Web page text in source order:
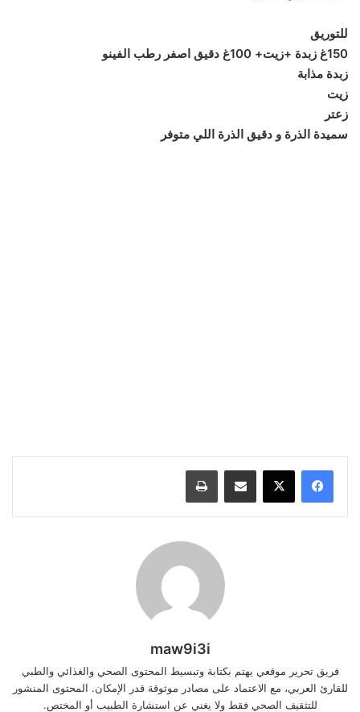
للتوريق
150غ زبدة +زيت+ 100غ دقيق اصفر رطب الفينو
زبدة مذابة
زيت
زعتر
سميدة الذرة و دقيق الذرة اللي متوفر
مشاركة عبر البريد طباعة
maw9i3i
فريق تحرير موقعي يهتم بكتابة وتبسيط المحتوى الصحي والغذائي والطبي
للقارئ العربي، مع الاعتماد على مصادر موثوقة قدر الإمكان. المحتوى المنشور
للتثقيف الصحي فقط ولا يغني عن استشارة الطبيب أو المختص.